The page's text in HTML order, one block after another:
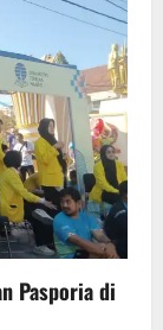
Pasporia di